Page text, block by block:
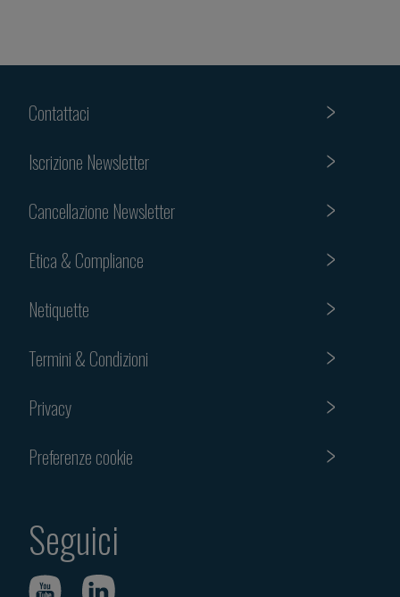
Contattaci
Iscrizione Newsletter
Cancellazione Newsletter
Etica & Compliance
Netiquette
Termini & Condizioni
Privacy
Preferenze cookie
Seguici